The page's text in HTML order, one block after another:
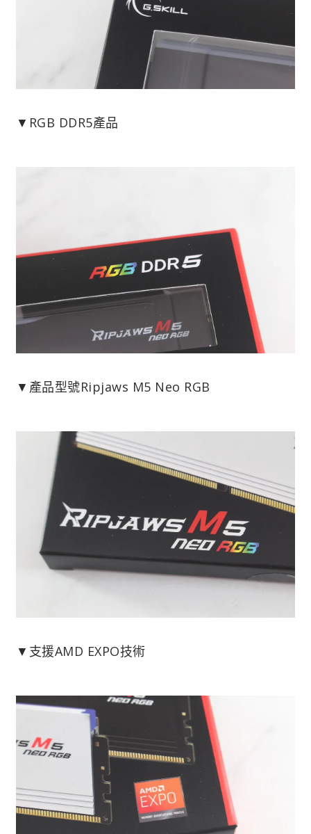
▼RGB DDR5產品
▼產品型號Ripjaws M5 Neo RGB
▼支援AMD EXPO技術